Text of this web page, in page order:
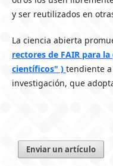
y ser reutilizados en
La ciencia abierta
rectores de FAIR para
científicos" ) tendiente
investigación, que
Enviar un artículo